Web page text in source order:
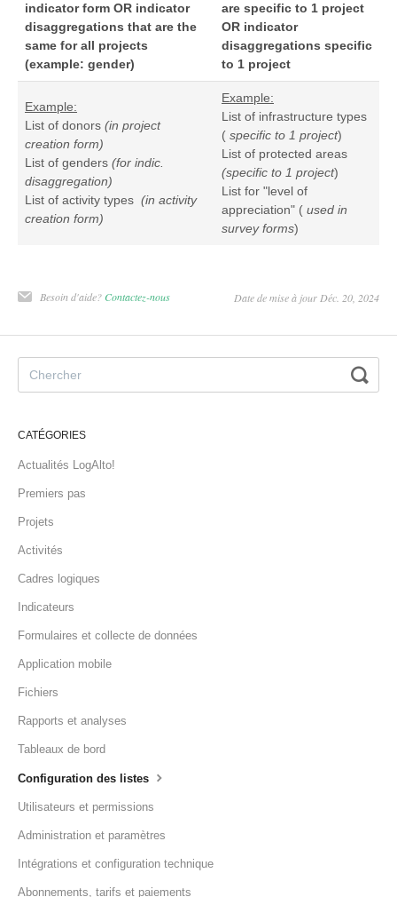
indicator form OR indicator
disaggregations that are the
same for all projects
(example: gender)
are specific to 1 project
OR indicator
disaggregations specific
to 1 project
Example:
List of donors (in project
creation form)
List of genders (for indic.
disaggregation)
List of activity types (in activity
creation form)
Example:
List of infrastructure types
( specific to 1 project)
List of protected areas
(specific to 1 project)
List for "level of
appreciation" ( used in
survey forms)
Besoin d'aide? Contactez-nous Date de mise à jour Déc. 20, 2024
CATÉGORIES
Actualités LogAlto!
Premiers pas
Projets
Activités
Cadres logiques
Indicateurs
Formulaires et collecte de données
Application mobile
Fichiers
Rapports et analyses
Tableaux de bord
Configuration des listes
Utilisateurs et permissions
Administration et paramètres
Intégrations et configuration technique
Abonnements, tarifs et paiements